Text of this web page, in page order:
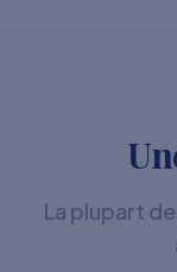
La plupart